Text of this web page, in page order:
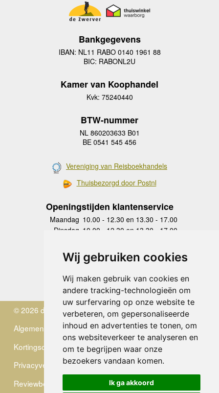
Wij gebruiken cookies
Wij maken gebruik van cookies en
andere tracking-technologieën om
uw surfervaring op onze website te
verbeteren, om gepersonaliseerde
inhoud en advertenties te tonen, om
ons websiteverkeer te analyseren en
om te begrijpen waar onze
bezoekers vandaan komen.
Ik ga akkoord
Bankgegevens
IBAN: NL11 RABO 0140 1961 88
BIC: RABONL2U
Kamer van Koophandel
Kvk: 75240440
BTW-nummer
NL 860203633 B01
BE 0541 545 456
Vereniging van Reisboekhandels
Thuisbezorgd door Postnl
Openingstijden klantenservice
Maandag 10.00 - 12.30 en 13.30 - 17.00
Dinsdag 10.00 - 12.30 en 13.30 - 17.00
Donderdag
10.00 - 12.30 en 13.30 - 17.00
Vrijdag 10.00 - 12.30 en 13.30 - 17.00
Zaterdag
gesloten
Zondag gesloten
© 2026 de Zwerver
Algemene Voorwaarden
Kortingscode
Privacyverklaring
Reviewbeleid